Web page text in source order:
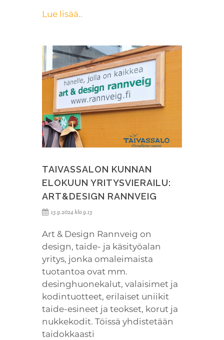
Lue lisää..
TAIVASSALON KUNNAN
ELOKUUN YRITYSVIERAILU:
ART&DESIGN RANNVEIG
13.9.2024 klo 9.13
Art & Design Rannveig on
design, taide- ja käsityöalan
yritys, jonka omaleimaista
tuotantoa ovat mm.
desinghuonekalut, valaisimet ja
kodintuotteet, erilaiset uniikit
taide-esineet ja teokset, korut ja
nukkekodit. Töissä yhdistetään
taidokkaasti